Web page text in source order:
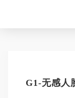
G1-无感人